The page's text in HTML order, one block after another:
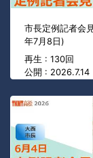
市長定例記者会
年7月8日)
再生 : 130回
公開 : 2026.7.14